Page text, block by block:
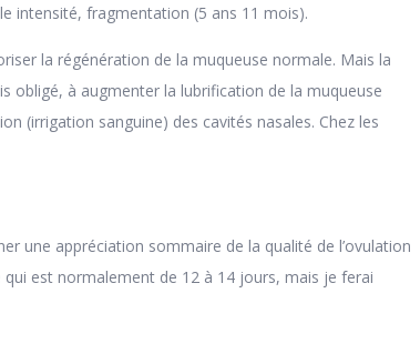
intensité, fragmentation (5 ans 11 mois).
la régénération de la muqueuse normale. Mais la
obligé, à augmenter la lubrification de la muqueuse
(irrigation sanguine) des cavités nasales. Chez les
une appréciation sommaire de la qualité de l’ovulation
est normalement de 12 à 14 jours, mais je ferai